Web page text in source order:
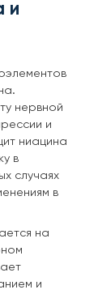
и
нервной
и
ниацина
в
случаях
в
на
и